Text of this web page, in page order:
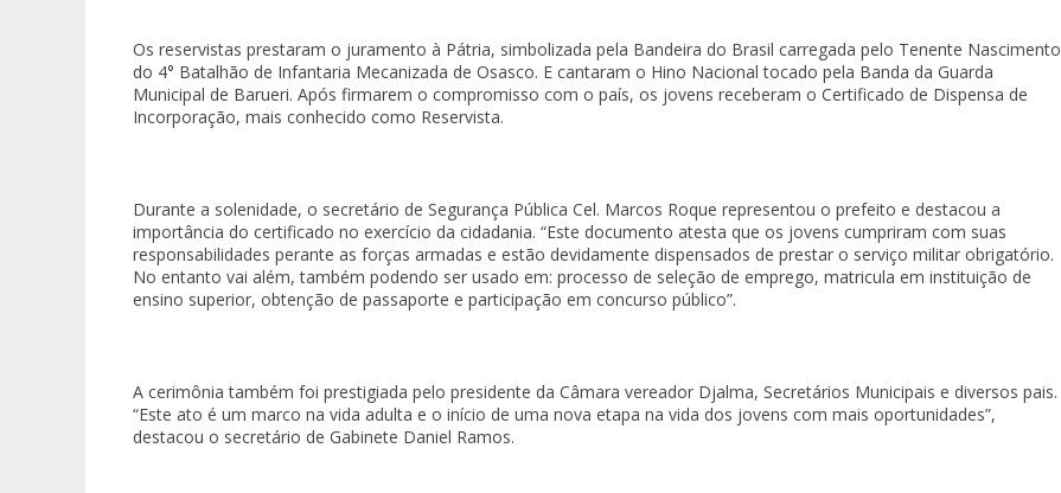
Os reservistas prestaram o juramento à Pátria, simbolizada pela Bandeira do Brasil carregada pelo Tenente Nascimento
do 4° Batalhão de Infantaria Mecanizada de Osasco. E cantaram o Hino Nacional tocado pela Banda da Guarda
Municipal de Barueri. Após firmarem o compromisso com o país, os jovens receberam o Certificado de Dispensa de
Incorporação, mais conhecido como Reservista.
Durante a solenidade, o secretário de Segurança Pública Cel. Marcos Roque representou o prefeito e destacou a
importância do certificado no exercício da cidadania. “Este documento atesta que os jovens cumpriram com suas
responsabilidades perante as forças armadas e estão devidamente dispensados de prestar o serviço militar obrigatório.
No entanto vai além, também podendo ser usado em: processo de seleção de emprego, matricula em instituição de
ensino superior, obtenção de passaporte e participação em concurso público”.
A cerimônia também foi prestigiada pelo presidente da Câmara vereador Djalma, Secretários Municipais e diversos pais.
“Este ato é um marco na vida adulta e o início de uma nova etapa na vida dos jovens com mais oportunidades”,
destacou o secretário de Gabinete Daniel Ramos.